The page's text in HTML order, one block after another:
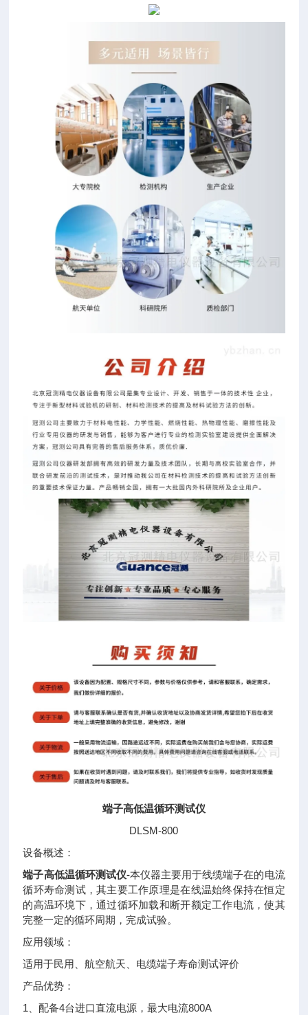
端子高低温循环测试仪
DLSM-800
设备概述：
端子高低温循环测试仪-本仪器主要用于线缆端子在的电流
循环寿命测试，其主要工作原理是在线温始终保持在恒定
的高温环境下，通过循环加载和断开额定工作电流，使其
完整一定的循环周期，完成试验。
应用领域：
适用于民用、航空航天、电缆端子寿命测试评价
产品优势：
1、配备4台进口直流电源，最大电流800A